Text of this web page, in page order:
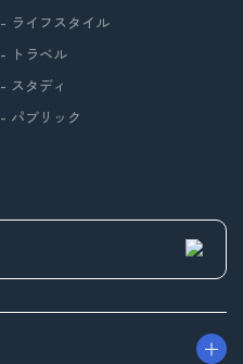
- ライフスタイル
- トラベル
- スタディ
- パブリック